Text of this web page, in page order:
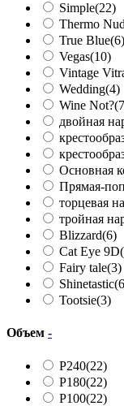
Simple(22)
Thermo
True Blue(6)
Vegas(10)
Vintage
Wedding(4)
Wine Not?
двойная
Основная
Прямая-
торцевая
тройная
Blizzard(6)
Cat Eye 9D
Fairy tale(3)
Shinetastic
Tootsie(3)
Объем -
P240(22)
P180(22)
P100(22)